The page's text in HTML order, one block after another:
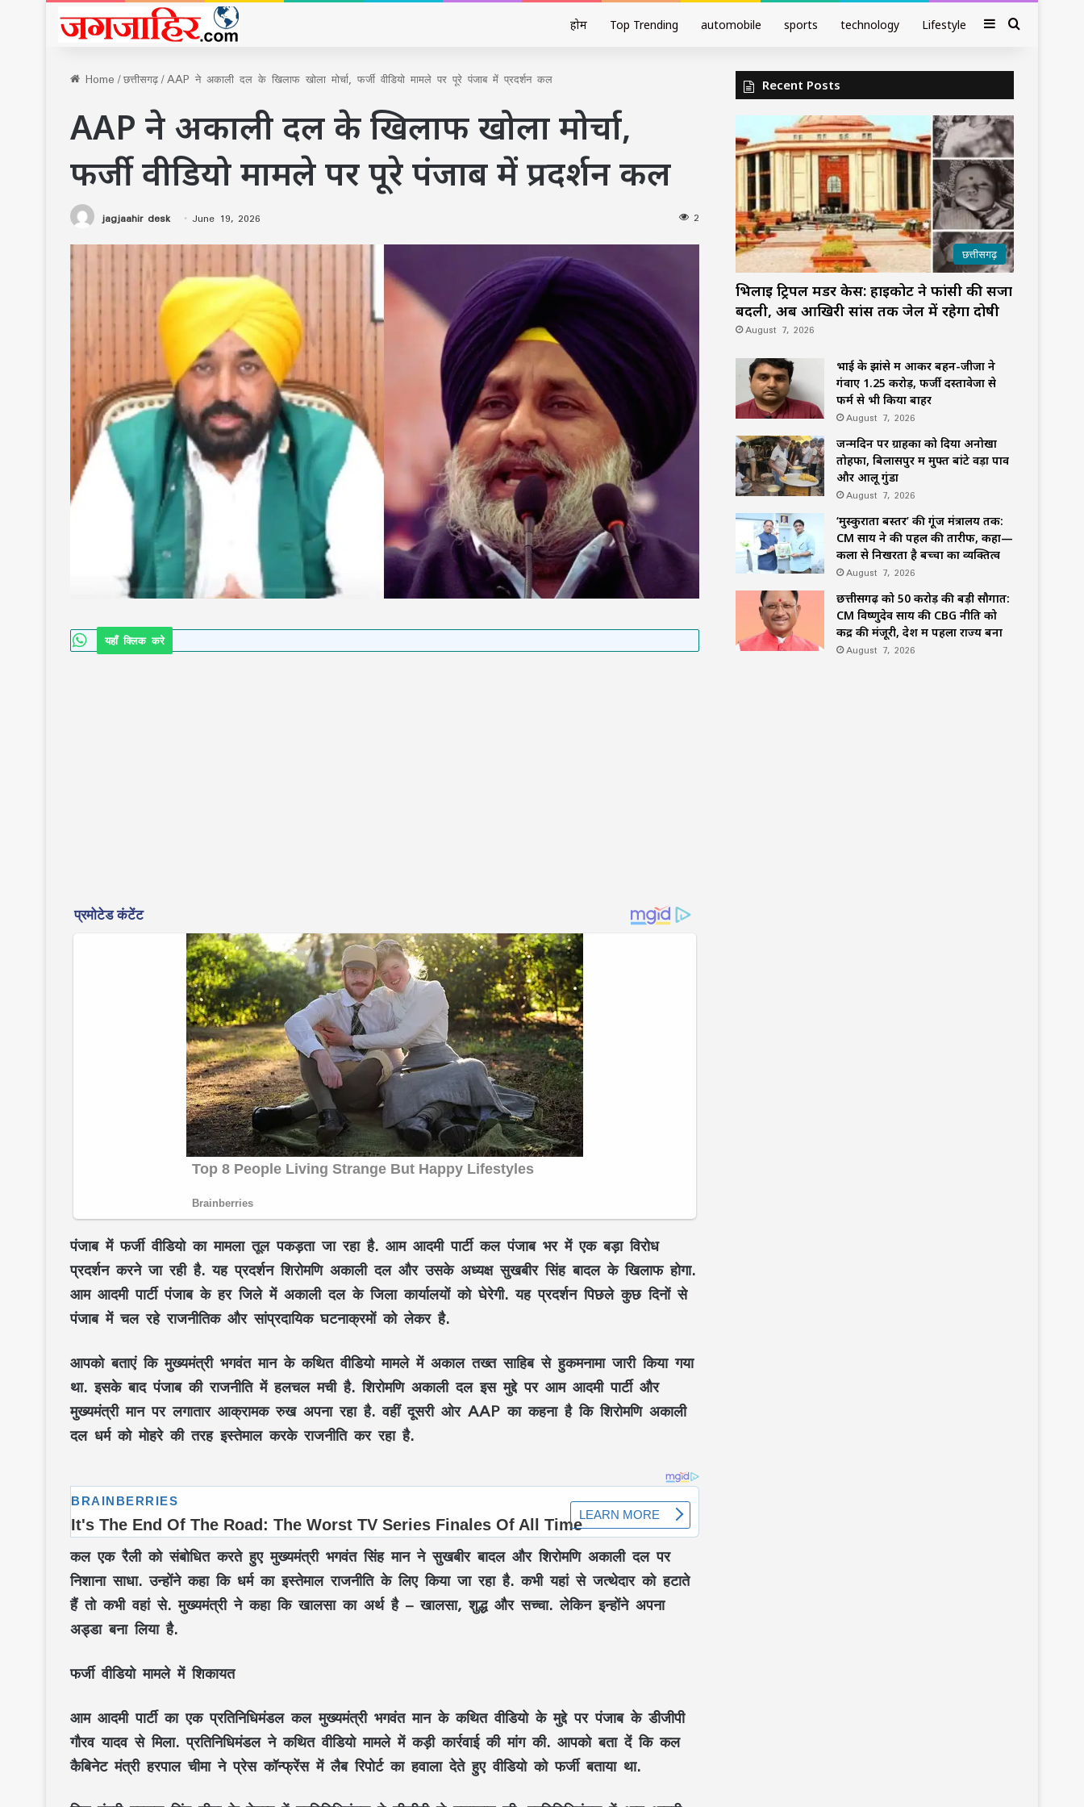
होम Top Trending automobile sports technology Lifestyle SidebarSearch
Home/छत्तीसगढ़/AAP ने अकाली दल के खिलाफ खोला मोर्चा, फर्जी वीडियो मामले पर पूरे पंजाब में प्रदर्शन कल
AAP ने अकाली दल के खिलाफ खोला मोर्चा,
फर्जी वीडियो मामले पर पूरे पंजाब में प्रदर्शन कल
jagjaahir desk June 19, 2026 2
यहाँ क्लिक करे
पंजाब में फर्जी वीडियो का मामला तूल पकड़ता जा रहा है. आम आदमी पार्टी कल पंजाब भर में एक बड़ा विरोध
प्रदर्शन करने जा रही है. यह प्रदर्शन शिरोमणि अकाली दल और उसके अध्यक्ष सुखबीर सिंह बादल के खिलाफ होगा.
आम आदमी पार्टी पंजाब के हर जिले में अकाली दल के जिला कार्यालयों को घेरेगी. यह प्रदर्शन पिछले कुछ दिनों से
पंजाब में चल रहे राजनीतिक और सांप्रदायिक घटनाक्रमों को लेकर है.
आपको बताएं किमुख्यमंत्री भगवंत मानके कथित वीडियो मामले में अकाल तख्त साहिब से हुकमनामा जारी किया गया
था. इसके बाद पंजाब की राजनीति में हलचल मची है. शिरोमणि अकाली दल इस मुद्दे पर आम आदमी पार्टी और
मुख्यमंत्री मान पर लगातार आक्रामक रुख अपना रहा है. वहीं दूसरी ओर AAP का कहना है कि शिरोमणि अकाली
दल धर्म को मोहरे की तरह इस्तेमाल करके राजनीति कर रहा है.
कल एक रैली को संबोधित करते हुए मुख्यमंत्री भगवंत सिंह मान ने सुखबीर बादल और शिरोमणि अकाली दल पर
निशाना साधा. उन्होंने कहा कि धर्म का इस्तेमाल राजनीति के लिए किया जा रहा है. कभी यहां से जत्थेदार को हटाते
हैं तो कभी वहां से. मुख्यमंत्री ने कहा कि खालसा का अर्थ है – खालसा, शुद्ध और सच्चा. लेकिन इन्होंने अपना
अड्डा बना लिया है.
फर्जी वीडियो मामले में शिकायत
आम आदमी पार्टी का एक प्रतिनिधिमंडल कल मुख्यमंत्री भगवंत मान के कथित वीडियो के मुद्दे पर पंजाब के डीजीपी
गौरव यादव से मिला. प्रतिनिधिमंडल ने कथित वीडियो मामले में कड़ी कार्रवाई की मांग की. आपको बता दें कि कल
कैबिनेट मंत्री हरपाल चीमा ने प्रेस कॉन्फ्रेंस में लैब रिपोर्ट का हवाला देते हुए वीडियो को फर्जी बताया था.
सजा बदली, अब आखिरी सांस तक जेल में रहेगा
दोषी
भाई के झांसे में आकर बहन-जीजा ने गंवाए 1.25
करोड़, फर्जी दस्तावेजों से फर्म से भी किया बाहर
Recent Posts
छत्तीसगढ़
भिलाई ट्रिपल मर्डर केस: हाईकोर्ट ने फांसी की सजा
बदली, अब आखिरी सांस तक जेल में रहेगा दोषी
August 7, 2026
भाई के झांसे में आकर बहन-जीजा ने
गंवाए 1.25 करोड़, फर्जी दस्तावेजों से
फर्म से भी किया बाहर
August 7, 2026
जन्मदिन पर ग्राहकों को दिया अनोखा
तोहफा, बिलासपुर में मुफ्त बांटे वड़ा पाव
और आलू गुंडा
August 7, 2026
‘मुस्कुराता बस्तर’ की गूंज मंत्रालय तक:
CM साय ने की पहल की तारीफ, कहा—
कला से निखरता है बच्चों का व्यक्तित्व
August 7, 2026
छत्तीसगढ़ को 50 करोड़ की बड़ी सौगात:
CM विष्णुदेव साय की CBG नीति को
केंद्र की मंजूरी, देश में पहला राज्य बना
August 7, 2026